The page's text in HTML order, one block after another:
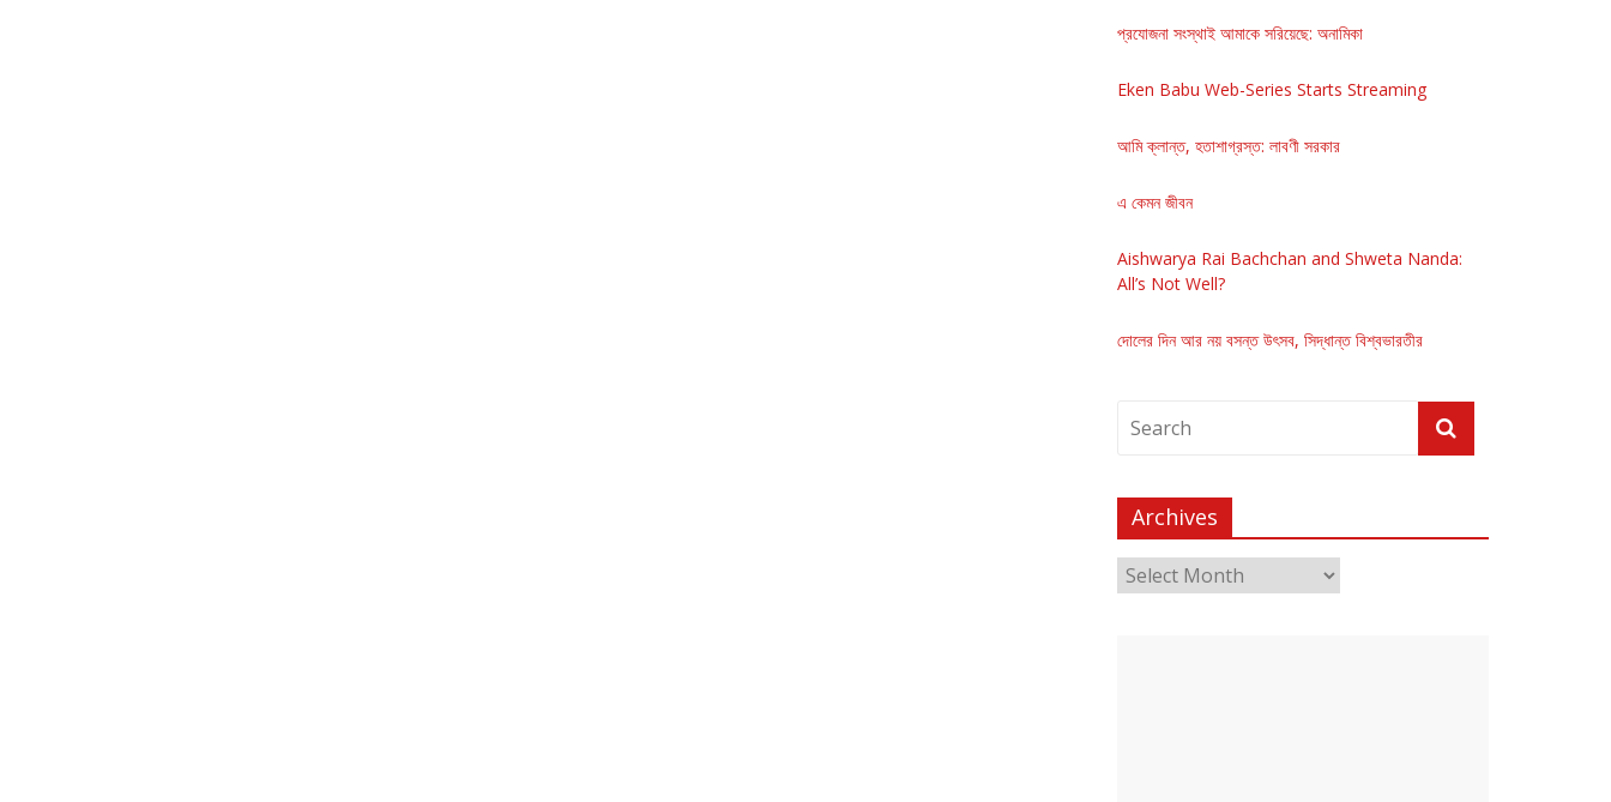
প্রযোজনা সংস্থাই আমাকে সরিয়েছে: অনামিকা
Eken Babu Web-Series Starts Streaming
আমি ক্লান্ত, হতাশাগ্রস্ত: লাবণী সরকার
এ কেমন জীবন
Aishwarya Rai Bachchan and Shweta Nanda:
All’s Not Well?
দোলের দিন আর নয় বসন্ত উৎসব, সিদ্ধান্ত বিশ্বভারতীর
Archives